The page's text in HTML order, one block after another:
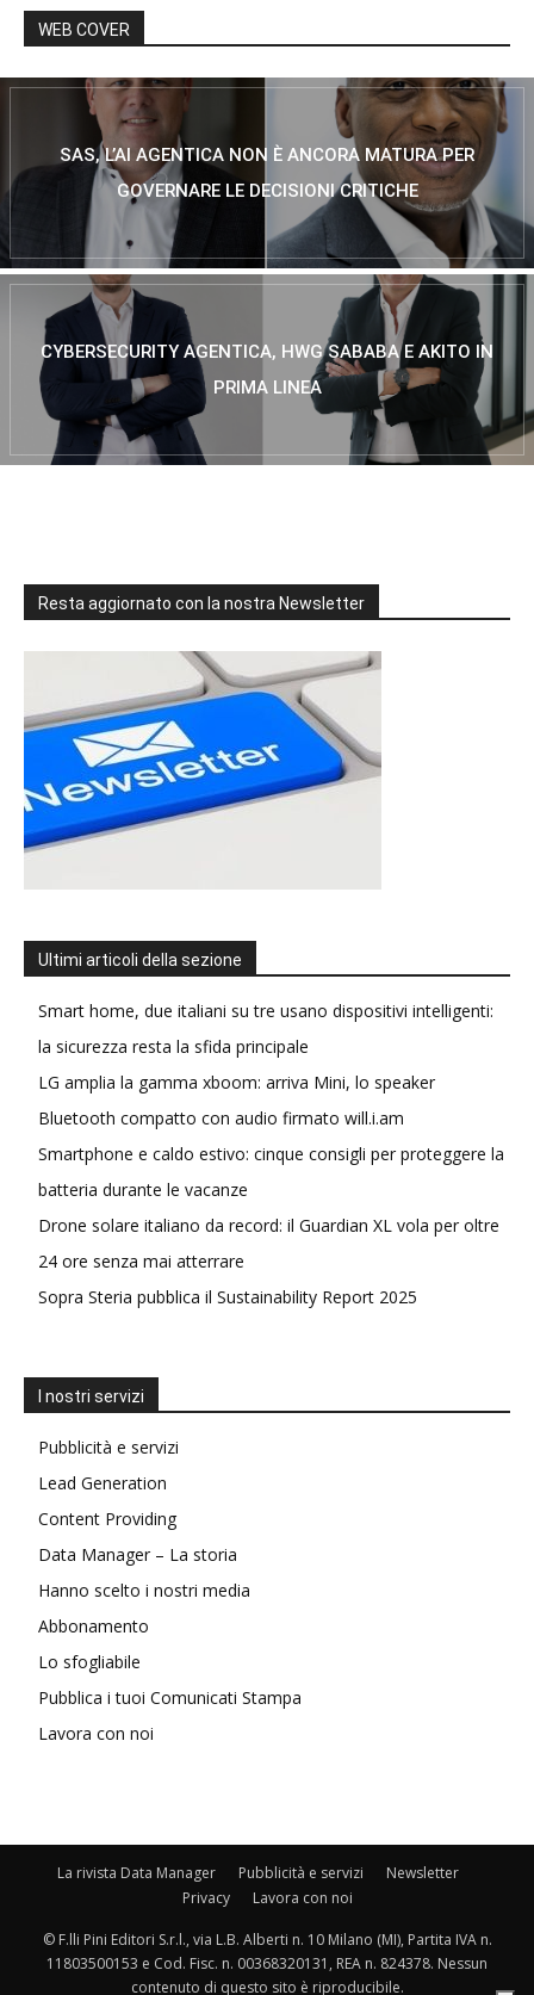
WEB COVER
SAS, L’AI AGENTICA NON È ANCORA MATURA PER
GOVERNARE LE DECISIONI CRITICHE
CYBERSECURITY AGENTICA, HWG SABABA E AKITO IN
PRIMA LINEA
Resta aggiornato con la nostra Newsletter
Ultimi articoli della sezione
Smart home, due italiani su tre usano dispositivi intelligenti:
la sicurezza resta la sfida principale
LG amplia la gamma xboom: arriva Mini, lo speaker
Bluetooth compatto con audio firmato will.i.am
Smartphone e caldo estivo: cinque consigli per proteggere la
batteria durante le vacanze
Drone solare italiano da record: il Guardian XL vola per oltre
24 ore senza mai atterrare
Sopra Steria pubblica il Sustainability Report 2025
I nostri servizi
Pubblicità e servizi
Lead Generation
Content Providing
Data Manager – La storia
Hanno scelto i nostri media
Abbonamento
Lo sfogliabile
Pubblica i tuoi Comunicati Stampa
Lavora con noi
La rivista Data Manager Pubblicità e servizi
Newsletter
Privacy
Lavora con noi
© F.lli Pini Editori S.r.l., via L.B. Alberti n. 10 Milano (MI), Partita IVA n.
11803500153 e Cod. Fisc. n. 00368320131, REA n. 824378. Nessun
contenuto di questo sito è riproducibile.